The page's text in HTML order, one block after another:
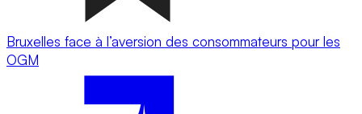
Bruxelles face à l’aversion des consommateurs pour les
OGM